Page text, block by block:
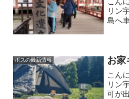
リン
島へ
本の
ボスの最新情報 お家
こん
リン
可が